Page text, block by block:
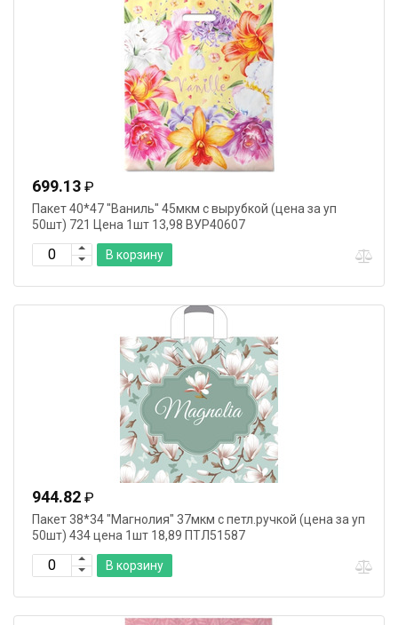
699.13 ₽
Пакет 40*47 "Ваниль" 45мкм с вырубкой (цена за уп
50шт) 721 Цена 1шт 13,98 ВУР40607
В корзину
944.82 ₽
Пакет 38*34 "Магнолия" 37мкм с петл.ручкой (цена за уп
50шт) 434 цена 1шт 18,89 ПТЛ51587
В корзину